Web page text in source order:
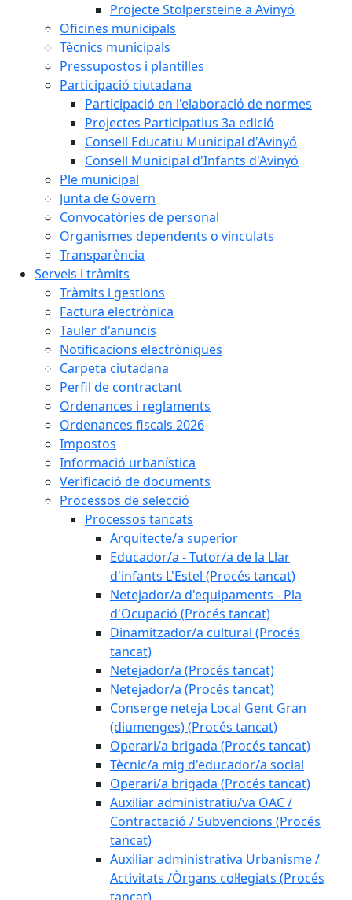
Projecte Stolpersteine a Avinyó
Oficines municipals
Tècnics municipals
Pressupostos i plantilles
Participació ciutadana
Participació en l'elaboració de normes
Projectes Participatius 3a edició
Consell Educatiu Municipal d'Avinyó
Consell Municipal d'Infants d'Avinyó
Ple municipal
Junta de Govern
Convocatòries de personal
Organismes dependents o vinculats
Transparència
Serveis i tràmits
Tràmits i gestions
Factura electrònica
Tauler d'anuncis
Notificacions electròniques
Carpeta ciutadana
Perfil de contractant
Ordenances i reglaments
Ordenances fiscals 2026
Impostos
Informació urbanística
Verificació de documents
Processos de selecció
Processos tancats
Arquitecte/a superior
Educador/a - Tutor/a de la Llar
d'infants L'Estel (Procés tancat)
Netejador/a d'equipaments - Pla
d'Ocupació (Procés tancat)
Dinamitzador/a cultural (Procés
tancat)
Netejador/a (Procés tancat)
Netejador/a (Procés tancat)
Conserge neteja Local Gent Gran
(diumenges) (Procés tancat)
Operari/a brigada (Procés tancat)
Tècnic/a mig d'educador/a social
Operari/a brigada (Procés tancat)
Auxiliar administratiu/va OAC /
Contractació / Subvencions (Procés
tancat)
Auxiliar administrativa Urbanisme /
Activitats /Òrgans col·legiats (Procés